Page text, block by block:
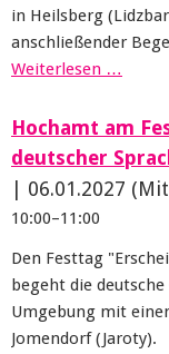
in Heilsberg
anschließender
Weiterlesen …
Hochamt am
deutscher
06.01.2027
10:00–11:00
Den Festtag
begeht die
Umgebung mit
Jomendorf (Jaroty).